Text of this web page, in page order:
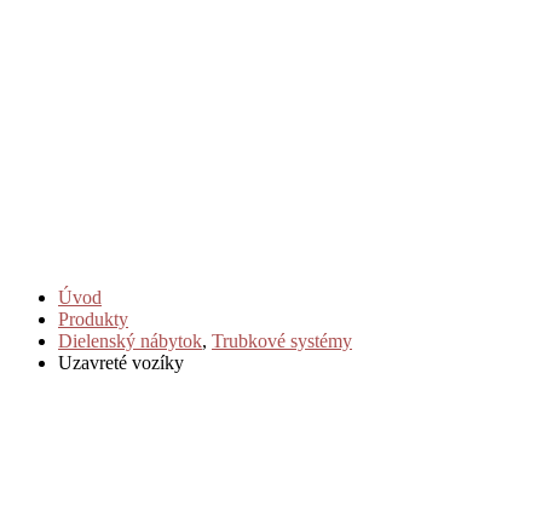
Úvod
Produkty
Dielenský nábytok, Trubkové systémy
Uzavreté vozíky